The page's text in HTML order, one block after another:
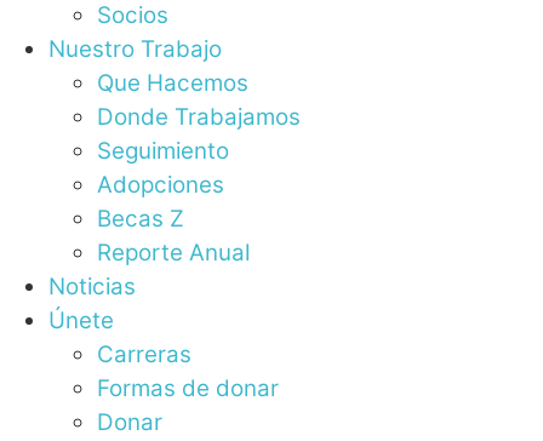
Socios
Nuestro Trabajo
Que Hacemos
Donde Trabajamos
Seguimiento
Adopciones
Becas Z
Reporte Anual
Noticias
Únete
Carreras
Formas de donar
Donar